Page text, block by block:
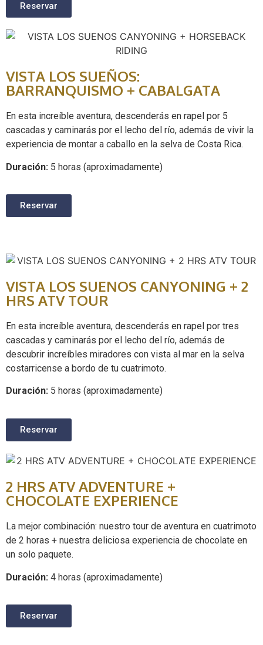
Reservar
VISTA LOS SUEÑOS:
BARRANQUISMO + CABALGATA
En esta increíble aventura, descenderás en rapel por 5
cascadas y caminarás por el lecho del río, además de vivir la
experiencia de montar a caballo en la selva de Costa Rica.
Duración: 5 horas (aproximadamente)
Reservar
VISTA LOS SUENOS CANYONING + 2
HRS ATV TOUR
En esta increíble aventura, descenderás en rapel por tres
cascadas y caminarás por el lecho del río, además de
descubrir increíbles miradores con vista al mar en la selva
costarricense a bordo de tu cuatrimoto.
Duración: 5 horas (aproximadamente)
Reservar
2 HRS ATV ADVENTURE +
CHOCOLATE EXPERIENCE
La mejor combinación: nuestro tour de aventura en cuatrimoto
de 2 horas + nuestra deliciosa experiencia de chocolate en
un solo paquete.
Duración: 4 horas (aproximadamente)
Reservar